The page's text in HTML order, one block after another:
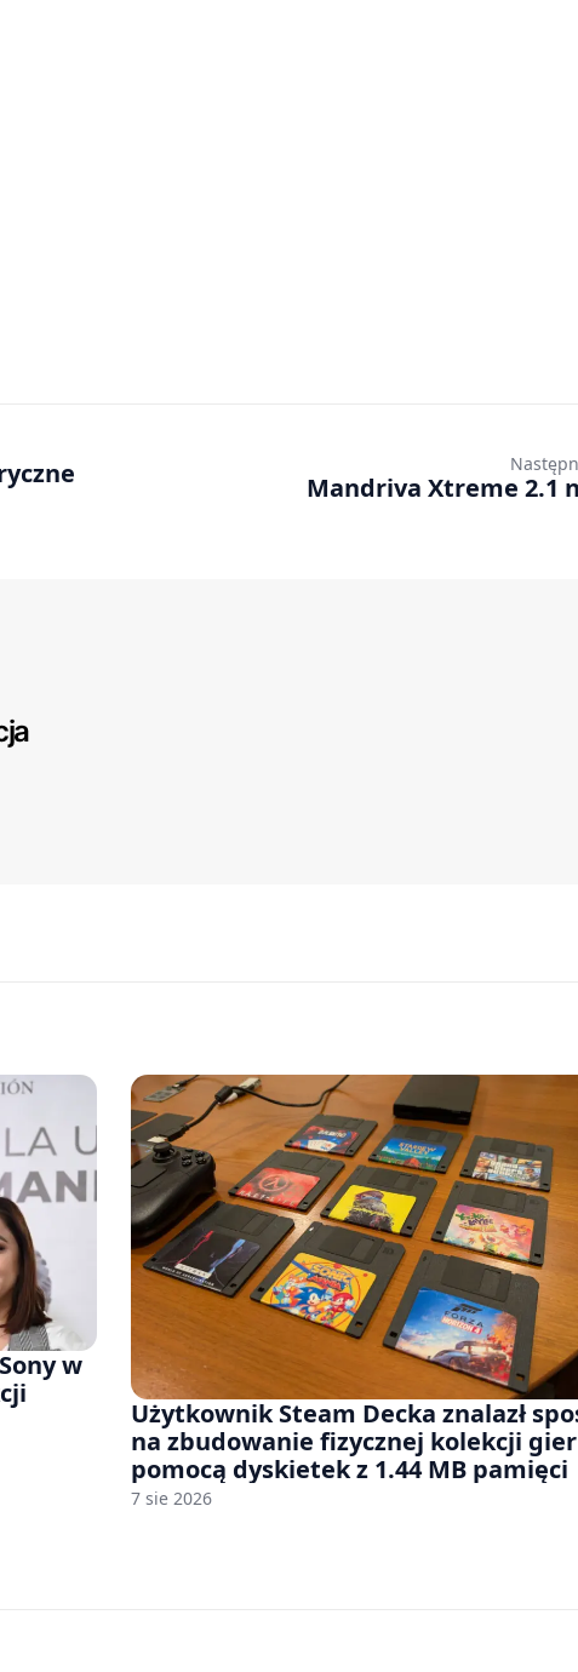
Mandriva Xtreme 2.1
w
Użytkownik Steam Decka znalazł
na zbudowanie fizycznej kolekcji
pomocą dyskietek z 1.44 MB pamięci
7 sie 2026